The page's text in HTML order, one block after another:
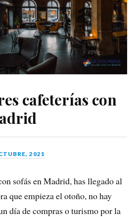
cafeterías con
2021
sofás en Madrid, has llegado al
que empieza el otoño, no hay
día de compras o turismo por la